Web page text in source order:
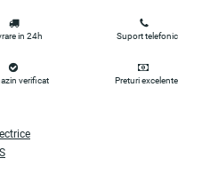
in 24h Suport telefonic
verificat Preturi excelente